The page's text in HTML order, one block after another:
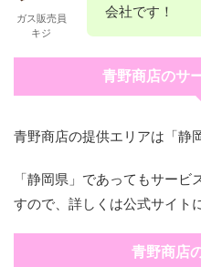
ガス販売員
キジ
会社です！
青野商店のサ
青野商店の提供エリアは「静
「静岡県」であってもサー
すので、詳しくは公式サイト
青野商店